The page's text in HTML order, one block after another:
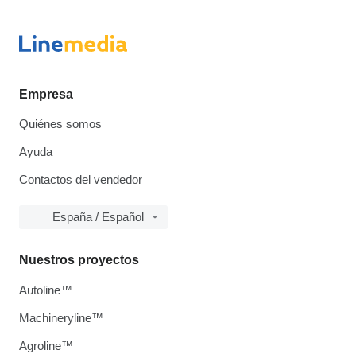
Empresa
Quiénes somos
Ayuda
Contactos del vendedor
España / Español
Nuestros proyectos
Autoline™
Machineryline™
Agroline™